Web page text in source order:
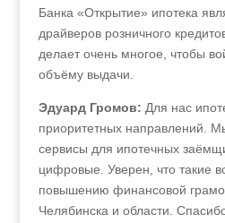
Банка «Открытие» ипотека
драйверов розничного
делает очень многое, чтобы
объёму выдачи.
Эдуард Громов: Для нас
приоритетных направлений.
сервисы для ипотечных
цифровые. Уверен, что такие
повышению финансовой
Челябинска и области.